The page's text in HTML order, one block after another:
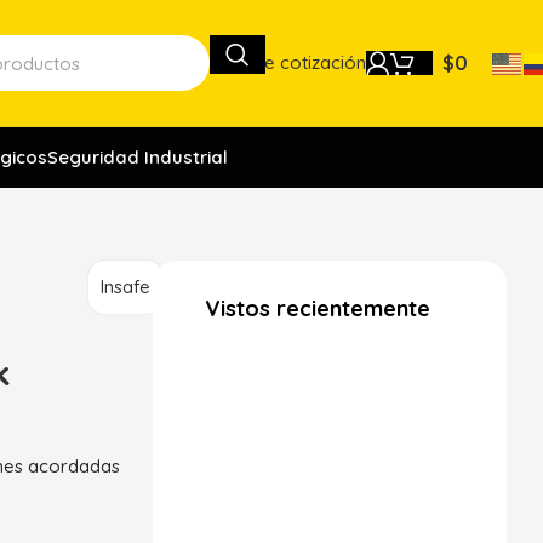
Lista de cotización $0
Seguridad Industrial
Insafe
acordadas
Vistos recientemente